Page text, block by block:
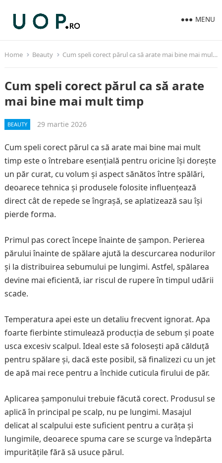
MENU
Home Beauty Cum speli corect părul ca să arate mai bine mai mult timp
Cum speli corect părul ca să arate
mai bine mai mult timp
BEAUTY 29 martie 2026
Cum speli corect părul ca să arate mai bine mai mult
timp este o întrebare esențială pentru oricine își dorește
un păr curat, cu volum și aspect sănătos între spălări,
deoarece tehnica și produsele folosite influențează
direct cât de repede se îngrașă, se aplatizează sau își
pierde forma.
Primul pas corect începe înainte de șampon. Perierea
părului înainte de spălare ajută la descurcarea nodurilor
și la distribuirea sebumului pe lungimi. Astfel, spălarea
devine mai eficientă, iar riscul de rupere în timpul udării
scade.
Temperatura apei este un detaliu frecvent ignorat. Apa
foarte fierbinte stimulează producția de sebum și poate
usca excesiv scalpul. Ideal este să folosești apă călduță
pentru spălare și, dacă este posibil, să finalizezi cu un jet
de apă mai rece pentru a închide cuticula firului de păr.
Aplicarea șamponului trebuie făcută corect. Produsul se
aplică în principal pe scalp, nu pe lungimi. Masajul
delicat al scalpului este suficient pentru a curăța și
lungimile, deoarece spuma care se scurge va îndepărta
impuritățile fără să usuce părul.